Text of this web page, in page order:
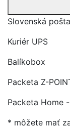
Slovenská pošta
Kuriér UPS
Balíkobox
Packeta Z-
Packeta Home
* môžete mať